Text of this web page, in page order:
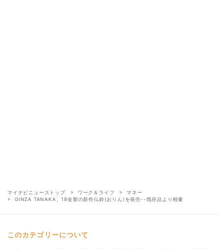
マイナビニューストップ ワーク＆ライフ
マネー
GINZA TANAKA、18金製の新作仏鈴(おりん)を発売--既存品より軽量
このカテゴリーについて